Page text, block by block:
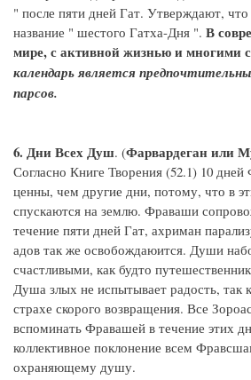
" после пяти дней Гат. Утверждают,
название " шестого Гатха-Дня ". В
мире, с активной жизнью и многими
календарь является
парсов.
6. Дни Всех Душ. (Фарвардеган или
Согласно Книге Творения (52.1) 10 дней
ценны, чем другие дни, потому, что в
спускаются на землю. Фраваши
течение пяти дней Гат, ахриман
адов так же освобождаюится. Души
счастливыми, как будто
Душа злых не испытывает радость, так
страхе скорого возвращения. Все
вспоминать Фравашей в течение этих
коллективное поклонение всем
охраняющему душу.